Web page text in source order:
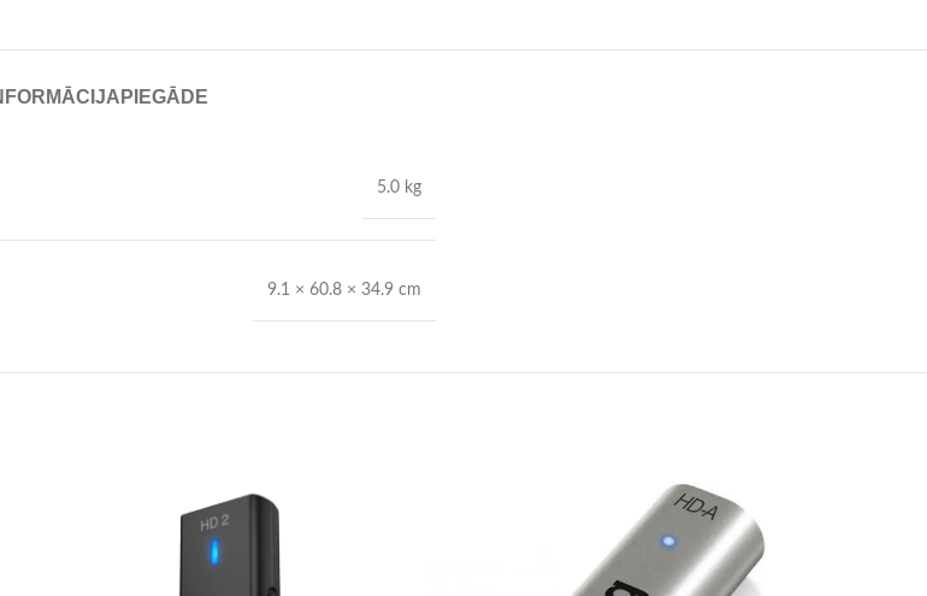
PIEGĀDE
5.0 kg
9.1 × 60.8 × 34.9 cm